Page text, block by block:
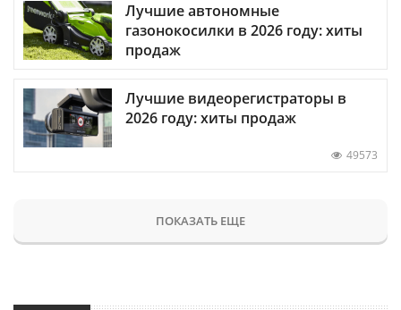
Лучшие автономные
газонокосилки в 2026 году: хиты
продаж
Лучшие видеорегистраторы в
2026 году: хиты продаж
49573
ПОКАЗАТЬ ЕЩЕ